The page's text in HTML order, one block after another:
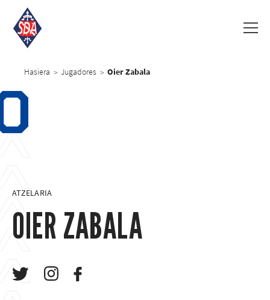
Hasiera > Jugadores > Oier Zabala
ATZELARIA
OIER ZABALA